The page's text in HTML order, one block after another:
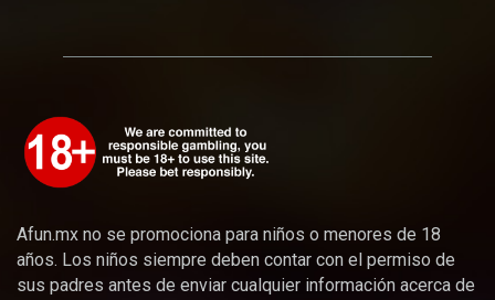
Afun.mx no se promociona para niños o menores de 18
años. Los niños siempre deben contar con el permiso de
sus padres antes de enviar cualquier información acerca de